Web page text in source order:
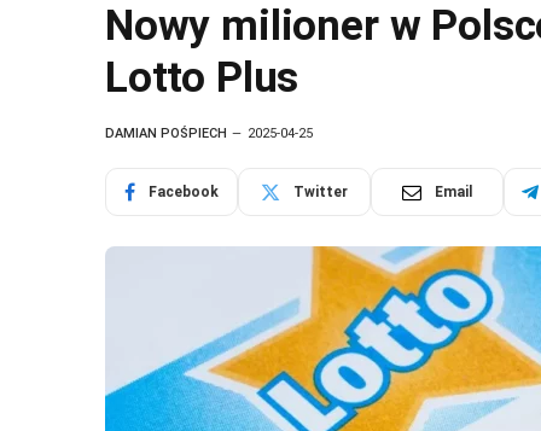
Nowy milioner w
Lotto Plus
DAMIAN POŚPIECH 2025-04-25
Facebook Twitter Email